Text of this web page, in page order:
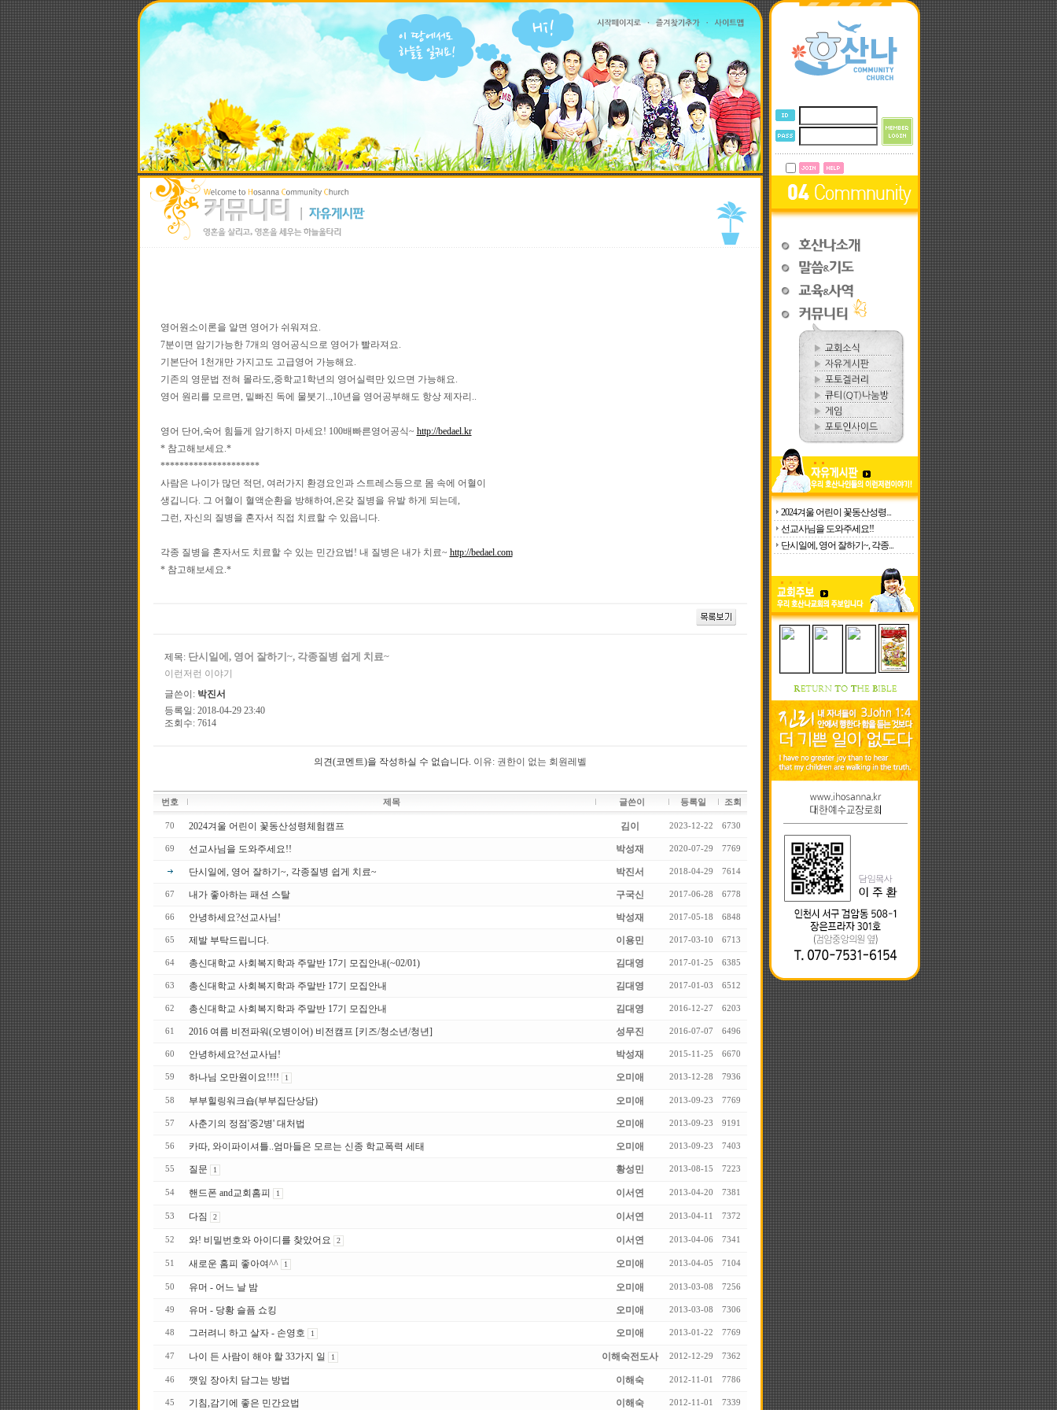
영어원소이론을 알면 영어가 쉬워져요.
7분이면 암기가능한 7개의 영어공식으로 영어가 빨라져요.
기본단어 1천개만 가지고도 고급영어 가능해요.
기존의 영문법 전혀 몰라도,중학교1학년의 영어실력만 있으면 가능해요.
영어 원리를 모르면, 밑빠진 독에 물붓기..,10년을 영어공부해도 항상 제자리..
영어 단어,숙어 힘들게 암기하지 마세요! 100배빠른영어공식~ http://bedael.kr
* 참고해보세요.*
*********************
사람은 나이가 많던 적던, 여러가지 환경요인과 스트레스등으로 몸 속에 어혈이
생깁니다. 그 어혈이 혈액순환을 방해하여,온갖 질병을 유발 하게 되는데,
그런, 자신의 질병을 혼자서 직접 치료할 수 있읍니다.
각종 질병을 혼자서도 치료할 수 있는 민간요법! 내 질병은 내가 치료~ http://bedael.com
* 참고해보세요.*
제목: 단시일에, 영어 잘하기~, 각종질병 쉽게 치료~
이런저런 이야기
글쓴이: 박진서
등록일: 2018-04-29 23:40
조회수: 7614
의견(코멘트)을 작성하실 수 없습니다. 이유: 권한이 없는 회원레벨
번호 제목 글쓴이 등록일 조회
70 2024겨울 어린이 꽃동산성령체험캠프 김이 2023-12-22 6730
69 선교사님을 도와주세요!! 박성재 2020-07-29 7769
단시일에, 영어 잘하기~, 각종질병 쉽게 치료~ 박진서 2018-04-29 7614
67 내가 좋아하는 패션 스탈 구국신 2017-06-28 6778
66 안녕하세요?선교사님! 박성재 2017-05-18 6848
65 제발 부탁드립니다. 이용민 2017-03-10 6713
64 총신대학교 사회복지학과 주말반 17기 모집안내(~02/01) 김대영 2017-01-25 6385
63 총신대학교 사회복지학과 주말반 17기 모집안내 김대영 2017-01-03 6512
62 총신대학교 사회복지학과 주말반 17 기 모집안내 김대영 2016-12-27 6203
61 2016 여름 비전파워(오병이어) 비전캠프 [키즈/청소년/청년] 성무진 2016-07-07 6496
60 안녕하세요?선교사님! 박성재 2015-11-25 6670
59 하나님 오만원이요!!!! 1 오미애 2013-12-28 7936
58 부부힐링워크숍(부부집단상담) 오미애 2013-09-23 7769
57 사춘기의 정점'중2병' 대처법 오미애 2013-09-23 9191
56 카따, 와이파이셔틀..엄마들은 모르는 신종 학교폭력 세태 오미애 2013-09-23 7403
55 질문 1 황성민 2013-08-15 7223
54 핸드폰 and교회홈피 1 이서연 2013-04-20 7381
53 다짐 2 이서연 2013-04-11 7372
52 와! 비밀번호와 아이디를 찾았어요 2 이서연 2013-04-06 7341
51 새로운 홈피 좋아여^^ 1 오미애 2013-04-05 7104
50 유머 - 어느 날 밤 오미애 2013-03-08 7256
49 유머 - 당황 슬픔 쇼킹 오미애 2013-03-08 7306
48 그러려니 하고 살자 - 손영호 1 오미애 2013-01-22 7769
47 나이 든 사람이 해야 할 33가지 일 1 이해숙전도사 2012-12-29 7362
46 깻잎 장아치 담그는 방법 이해숙 2012-11-01 7786
45 기침,감기에 좋은 민간요법 이해숙 2012-11-01 7339
2024겨울 어린이 꽃동산성령...
선교사님을 도와주세요!!
단시일에, 영어 잘하기~, 각종...